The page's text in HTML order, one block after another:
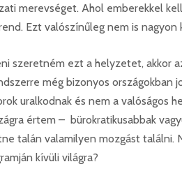
merevséget. Ahol emberekkel
Ezt valószínűleg nem is nagyon
szeretném ezt a helyzetet, akkor
még bizonyos országokban
uralkodnak és nem a valóságos
értem – bürokratikusabbak
talán valamilyen mozgást találni.
kívüli világra?